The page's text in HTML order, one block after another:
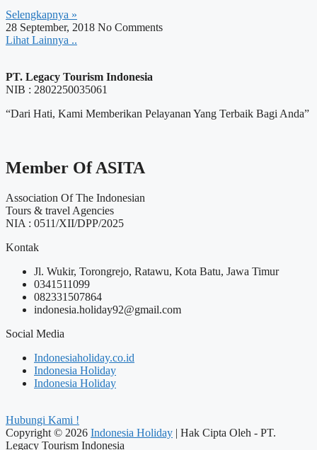
Selengkapnya »
28 September, 2018 No Comments
Lihat Lainnya ..
PT. Legacy Tourism Indonesia
NIB : 2802250035061
“Dari Hati, Kami Memberikan Pelayanan Yang Terbaik Bagi Anda”
Member Of ASITA
Association Of The Indonesian
Tours & travel Agencies
NIA : 0511/XII/DPP/2025
Kontak
Jl. Wukir, Torongrejo, Ratawu, Kota Batu, Jawa Timur
0341511099
082331507864
indonesia.holiday92@gmail.com
Social Media
Indonesiaholiday.co.id
Indonesia Holiday
Indonesia Holiday
Hubungi Kami !
Copyright © 2026 Indonesia Holiday | Hak Cipta Oleh - PT.
Legacy Tourism Indonesia